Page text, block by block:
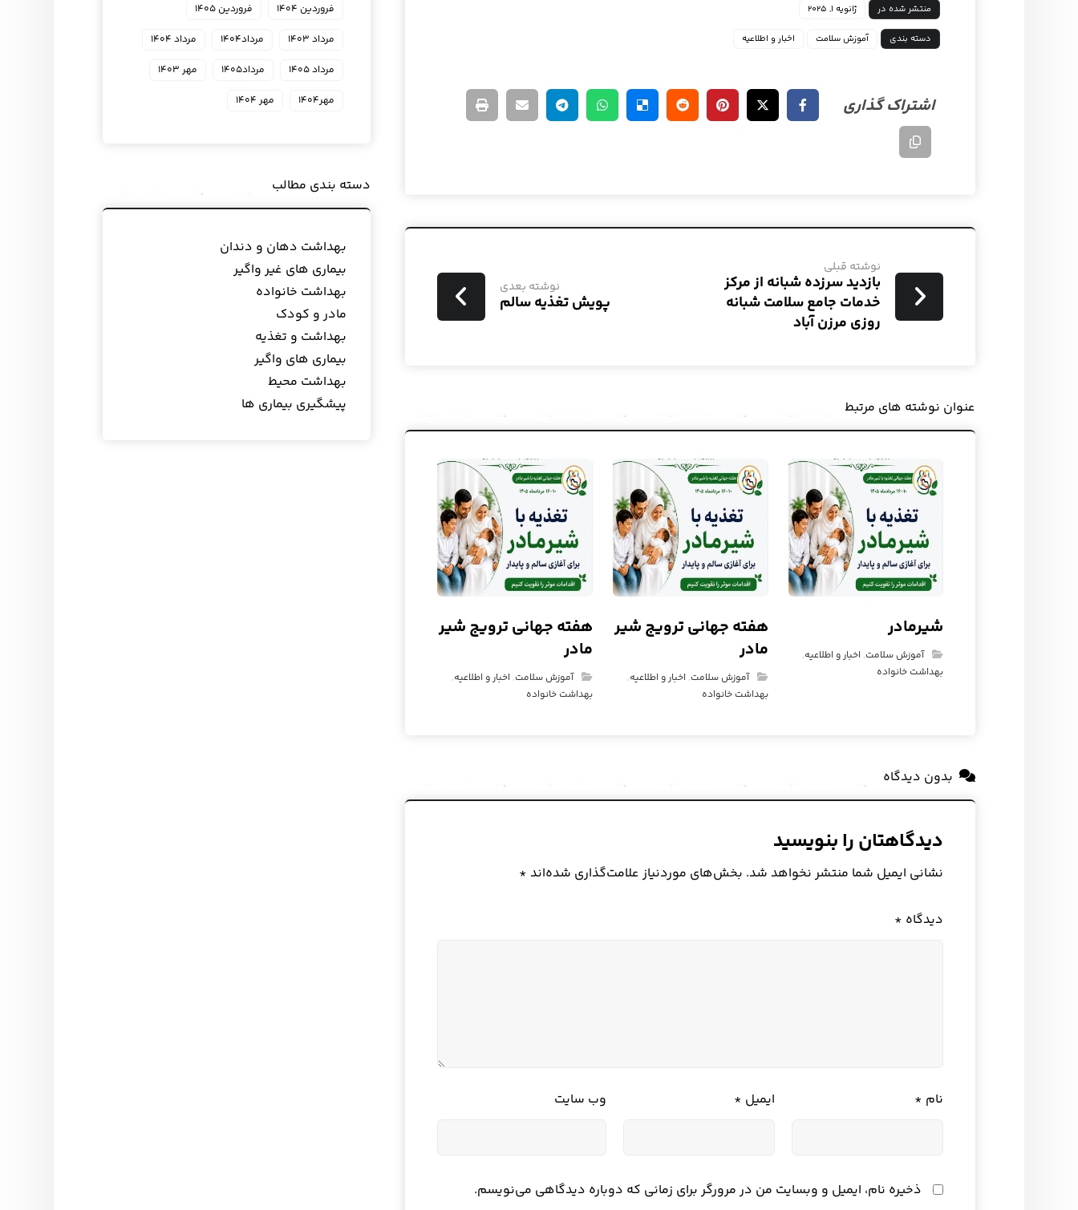
منتشر شده در ژانویه ۱, ۲۰۲۵
دسته بندی آموزش سلامت اخبار و اطلاعیه
نوشته قبلی
بازدید سرزده شبانه از مرکز
خدمات جامع سلامت شبانه
روزی مرزن آباد
نوشته بعدی
پویش تغذیه سالم
عنوان ‫نوشته های مرتبط
شیرمادر
آموزش سلامت, اخبار و اطلاعیه,
بهداشت خانواده
هفته جهانی ترویج شیر
مادر
آموزش سلامت, اخبار و اطلاعیه,
بهداشت خانواده
هفته جهانی ترویج شیر
مادر
آموزش سلامت, اخبار و اطلاعیه,
بهداشت خانواده
بدون دیدگاه
دیدگاهتان را بنویسید
نشانی ایمیل شما منتشر نخواهد شد. بخش‌های موردنیاز علامت‌گذاری شده‌اند *
دیدگاه *
نام * ایمیل * وب‌ سایت
ذخیره نام، ایمیل و وبسایت من در مرورگر برای زمانی که دوباره دیدگاهی می‌نویسم.
فروردین ۱۴۰۴
فروردین ۱۴۰۵
مرداد ۱۴۰۳
مرداد۱۴۰۴
مرداد ۱۴۰۴
مرداد ۱۴۰۵
مرداد۱۴۰۵
مهر ۱۴۰۳
مهر۱۴۰۴
مهر ۱۴۰۴
دسته بندی مطالب
بهداشت دهان و دندان
بیماری های غیر واگیر
بهداشت خانواده
مادر و کودک
بهداشت و تغذیه
بیماری های واگیر
بهداشت محیط
پیشگیری بیماری ها